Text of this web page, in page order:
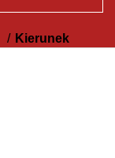
/ Kierunek